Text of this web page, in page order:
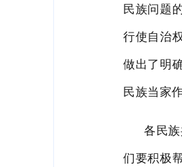
民族问题
行使自治
做出了明
民族当家
各民
们要积极